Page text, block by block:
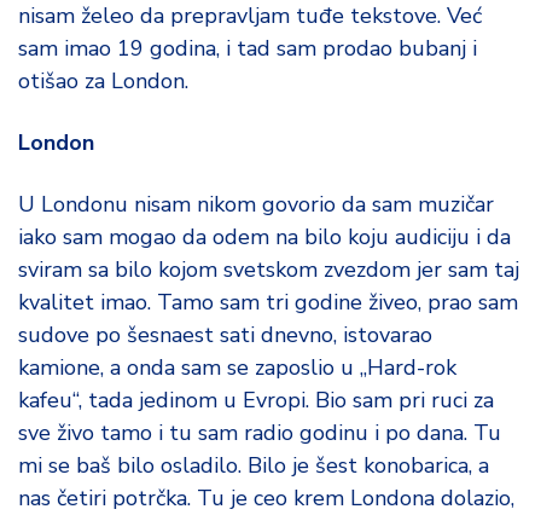
nisam želeo da prepravljam tuđe tekstove. Već
sam imao 19 godina, i tad sam prodao bubanj i
otišao za London.
London
U Londonu nisam nikom govorio da sam muzičar
iako sam mogao da odem na bilo koju audiciju i da
sviram sa bilo kojom svetskom zvezdom jer sam taj
kvalitet imao. Tamo sam tri godine živeo, prao sam
sudove po šesnaest sati dnevno, istovarao
kamione, a onda sam se zaposlio u „Hard-rok
kafeu“, tada jedinom u Evropi. Bio sam pri ruci za
sve živo tamo i tu sam radio godinu i po dana. Tu
mi se baš bilo osladilo. Bilo je šest konobarica, a
nas četiri potrčka. Tu je ceo krem Londona dolazio,